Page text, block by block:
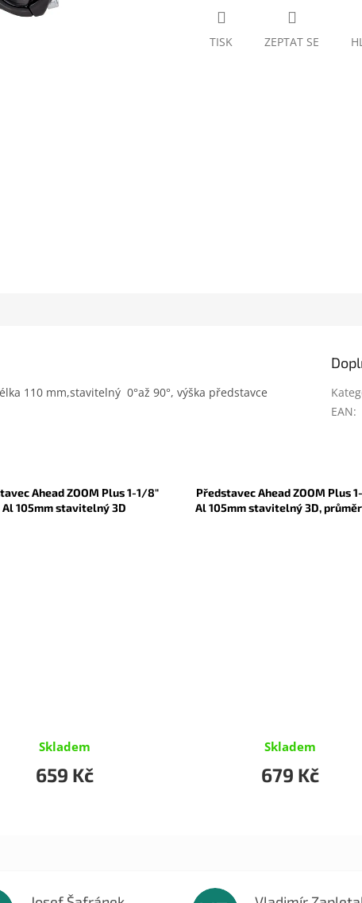
TISK ZEPTAT SE
110 mm,stavitelný 0°až 90°, výška představce
EAN:
Ahead ZOOM Plus 1-1/8"
Al 105mm stavitelný 3D
Skladem
659 Kč
Představec Ahead ZOOM Plus
Al 105mm stavitelný 3D, průměr
Skladem
679 Kč